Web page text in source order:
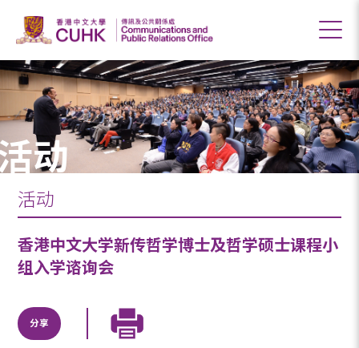
动
活动
香港中文大学新传哲学博士及哲学硕士课程小
组入学谘询会
分享